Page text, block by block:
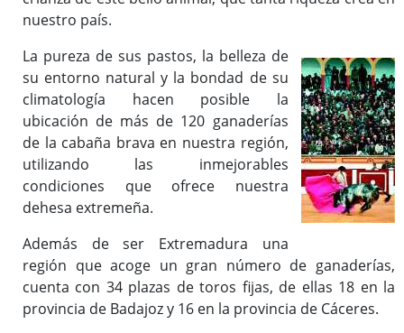
nuestro país.
La pureza de sus pastos, la belleza de
su entorno natural y la bondad de su
climatología hacen posible la
ubicación de más de 120 ganaderías
de la cabaña brava en nuestra región,
utilizando las inmejorables
condiciones que ofrece nuestra
dehesa extremeña.
Además de ser Extremadura una
región que acoge un gran número de ganaderías,
cuenta con 34 plazas de toros fijas, de ellas 18 en la
provincia de Badajoz y 16 en la provincia de Cáceres.